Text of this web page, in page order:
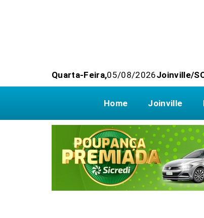
Quarta-Feira,05/08/2026Joinville/
Home Joinville